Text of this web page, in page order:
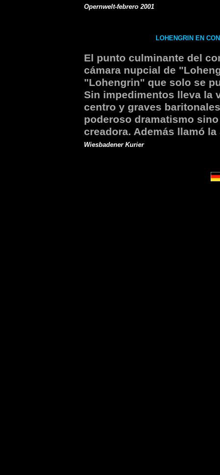
Opernwelt-febrero 2001
LOHENGRIN EN
El punto culminante del
cámara nupcial de
"Lohengrin" que solo se
Sin impedimentos lleva la
centro y graves
poderoso dramatismo
creadora. Además llamó
Wiesbadener Kurier